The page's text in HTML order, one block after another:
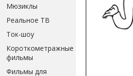
Мюзиклы
Реальное ТВ
Ток-шоу
Короткометражные
фильмы
Фильмы для